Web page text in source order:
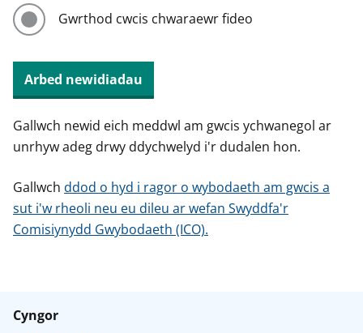
Gwrthod cwcis chwaraewr fideo
Arbed newidiadau
Gallwch newid eich meddwl am gwcis ychwanegol ar
unrhyw adeg drwy ddychwelyd i'r dudalen hon.
Gallwch ddod o hyd i ragor o wybodaeth am gwcis a
sut i'w rheoli neu eu dileu ar wefan Swyddfa'r
Comisiynydd Gwybodaeth (ICO).
Cyngor